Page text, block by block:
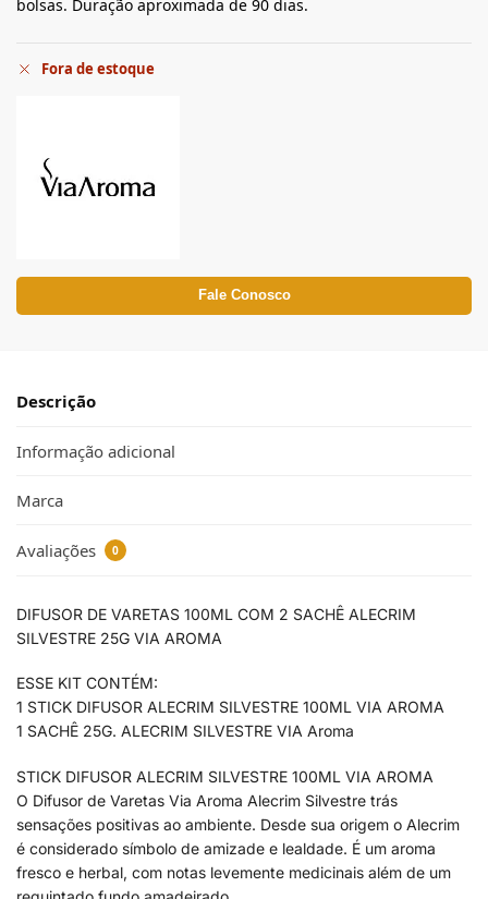
bolsas. Duração aproximada de 90 dias.
Fora de estoque
Fale Conosco
Descrição
Informação adicional
Marca
Avaliações 0
DIFUSOR DE VARETAS 100ML COM 2 SACHÊ ALECRIM
SILVESTRE 25G VIA AROMA
ESSE KIT CONTÉM:
1 STICK DIFUSOR ALECRIM SILVESTRE 100ML VIA AROMA
1 SACHÊ 25G. ALECRIM SILVESTRE VIA Aroma
STICK DIFUSOR ALECRIM SILVESTRE 100ML VIA AROMA
O Difusor de Varetas Via Aroma Alecrim Silvestre trás
sensações positivas ao ambiente. Desde sua origem o Alecrim
é considerado símbolo de amizade e lealdade. É um aroma
fresco e herbal, com notas levemente medicinais além de um